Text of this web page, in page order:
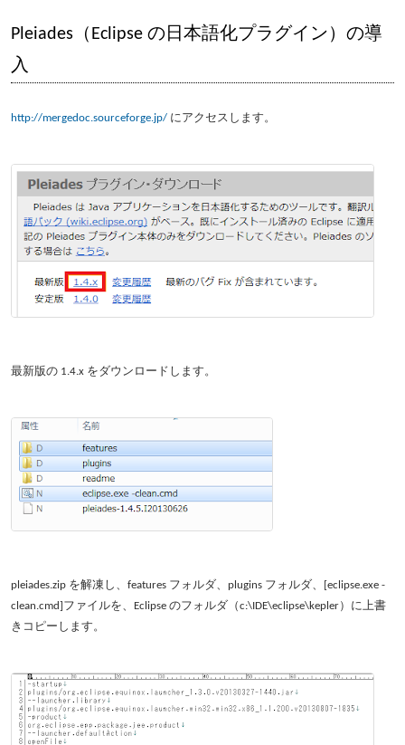
Pleiades（Eclipse の日本語化プラグイン）の導
入
http://mergedoc.sourceforge.jp/ にアクセスします。
最新版の 1.4.x をダウンロードします。
pleiades.zip を解凍し、features フォルダ、plugins フォルダ、[eclipse.exe -
clean.cmd]ファイルを、Eclipse のフォルダ（c:\IDE\eclipse\kepler）に上書
きコピーします。